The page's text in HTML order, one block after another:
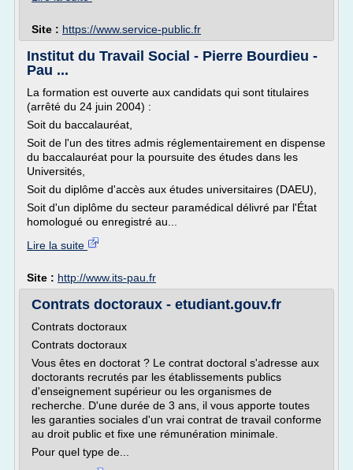
Site : https://www.service-public.fr
Institut du Travail Social - Pierre Bourdieu -
Pau ...
La formation est ouverte aux candidats qui sont titulaires
(arrêté du 24 juin 2004) :
Soit du baccalauréat,
Soit de l'un des titres admis réglementairement en dispense
du baccalauréat pour la poursuite des études dans les
Universités,
Soit du diplôme d'accès aux études universitaires (DAEU),
Soit d'un diplôme du secteur paramédical délivré par l'État
homologué ou enregistré au...
Lire la suite
Site : http://www.its-pau.fr
Contrats doctoraux - etudiant.gouv.fr
Contrats doctoraux
Contrats doctoraux
Vous êtes en doctorat ? Le contrat doctoral s'adresse aux
doctorants recrutés par les établissements publics
d'enseignement supérieur ou les organismes de
recherche. D'une durée de 3 ans, il vous apporte toutes
les garanties sociales d'un vrai contrat de travail conforme
au droit public et fixe une rémunération minimale.
Pour quel type de...